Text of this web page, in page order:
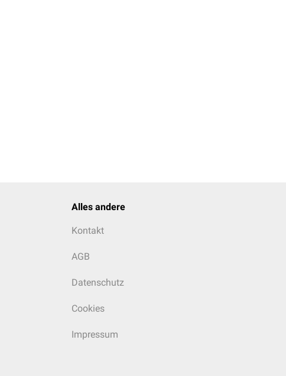
Alles andere
Kontakt
AGB
Datenschutz
Cookies
Impressum